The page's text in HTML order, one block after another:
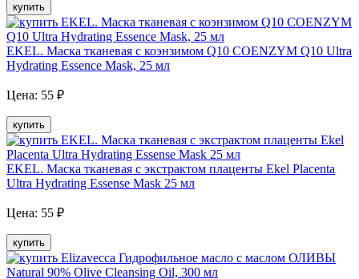
купить
EKEL. Маска тканевая с коэнзимом Q10 COENZYM Q10 Ultra
Hydrating Essence Mask, 25 мл
Цена: 55 ₽
купить
EKEL. Маска тканевая с экстрактом плаценты Ekel Placenta
Ultra Hydrating Essense Mask 25 мл
Цена: 55 ₽
купить